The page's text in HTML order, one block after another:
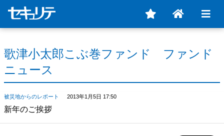
歌津小太郎こぶ巻ファンド ファンド
ニュース
被災地からのレポート 2013年1月5日 17:50
新年のご挨拶